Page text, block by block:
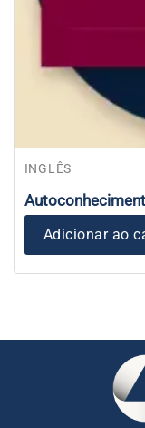
INGLÊS
Adicionar ao